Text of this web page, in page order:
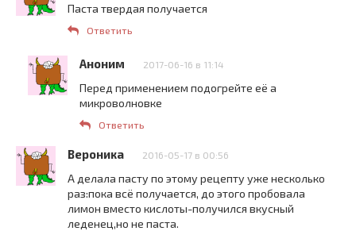
Паста твердая получается
Ответить
Аноним 2017-06-16 в 11:14
Перед применением подогрейте её а
микроволновке
Ответить
Вероника 2016-05-17 в 00:56
А делала пасту по этому рецепту уже несколько
раз:пока всё получается, до этого пробовала
лимон вместо кислоты-получился вкусный
леденец,но не паста.